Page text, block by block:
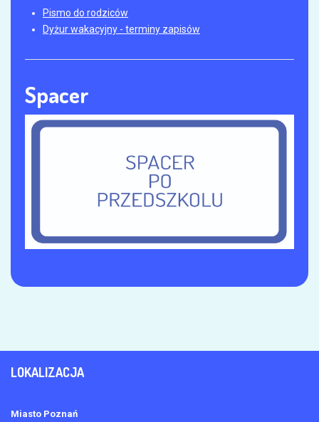
Pismo do rodziców
Dyżur wakacyjny - terminy zapisów
Spacer
LOKALIZACJA
Miasto Poznań